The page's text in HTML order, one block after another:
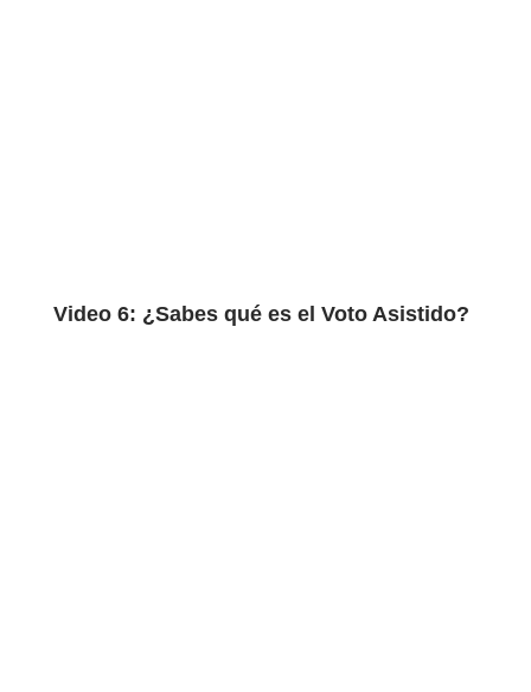
Video 6: ¿Sabes qué es el Voto Asistido?